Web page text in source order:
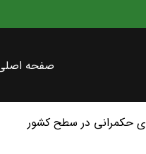
صفحه
حکمرانی در سطح کشور